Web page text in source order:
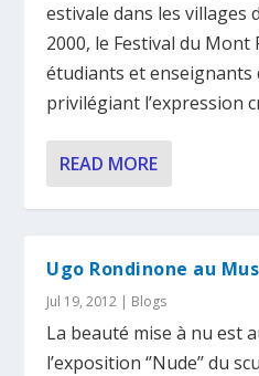
estivale dans les villages
2000, le Festival du Mont
étudiants et enseignants
privilégiant l’expression
READ MORE
Ugo Rondinone au
Jul 19, 2012 | Blogs
La beauté mise à nu est
l’exposition ‘’Νude’’ du